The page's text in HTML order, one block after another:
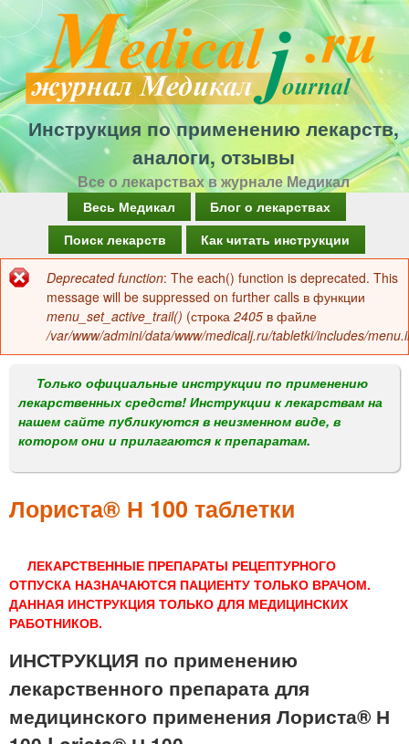
Перейти
к
основному
содержанию
Инструкция по применению лекарств,
аналоги, отзывы
Все о лекарствах в журнале Медикал
а
в
о
м
е
н
Весь Медикал
Блог о лекарствах
Поиск лекарств
Как читать инструкции
Сообщение
об
ошибке
Deprecated function: The each() function is deprecated. This
message will be suppressed on further calls в функции
menu_set_active_trail() (строка 2405 в файле
/var/www/admini/data/www/medicalj.ru/tabletki/includes/
Только официальные инструкции по применению
лекарственных средств! Инструкции к лекарствам на
нашем сайте публикуются в неизменном виде, в
котором они и прилагаются к препаратам.
Лориста® Н 100 таблетки
ЛЕКАРСТВЕННЫЕ ПРЕПАРАТЫ РЕЦЕПТУРНОГО
ОТПУСКА НАЗНАЧАЮТСЯ ПАЦИЕНТУ ТОЛЬКО ВРАЧОМ.
ДАННАЯ ИНСТРУКЦИЯ ТОЛЬКО ДЛЯ МЕДИЦИНСКИХ
РАБОТНИКОВ.
ИНСТРУКЦИЯ по применению
лекарственного препарата для
медицинского применения Лориста® Н